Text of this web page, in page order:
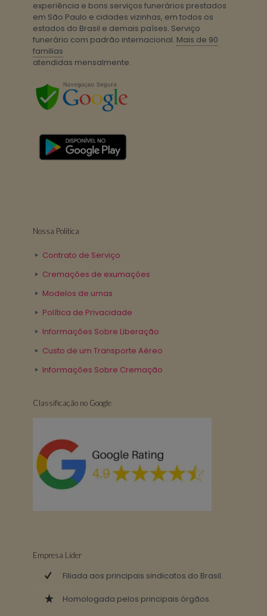
experiência e bons serviços funerários prestados
em São Paulo e cidades vizinhas, em todos os
estados do Brasil e demais países. Serviço
funerário com padrão internacional. Mais de 90
familias
atendidas mensalmente.
Nossa Politica
Contrato de Serviço
Cremações de exumações
Modelos de urnas
Política de Privacidade
Informações Sobre Liberação
Custo de um Transporte Aéreo
Informações Sobre Cremação
Classificação no Google
Empresa Lider
Filiada aos principais sindicatos do Brasil.
Homologada pelos principais órgãos.